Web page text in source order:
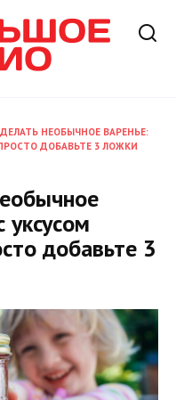
НЕОБЫЧНОЕ ВАРЕНЬЕ:
ДОБАВЬТЕ 3 ЛОЖКИ
уксусом
добавьте 3